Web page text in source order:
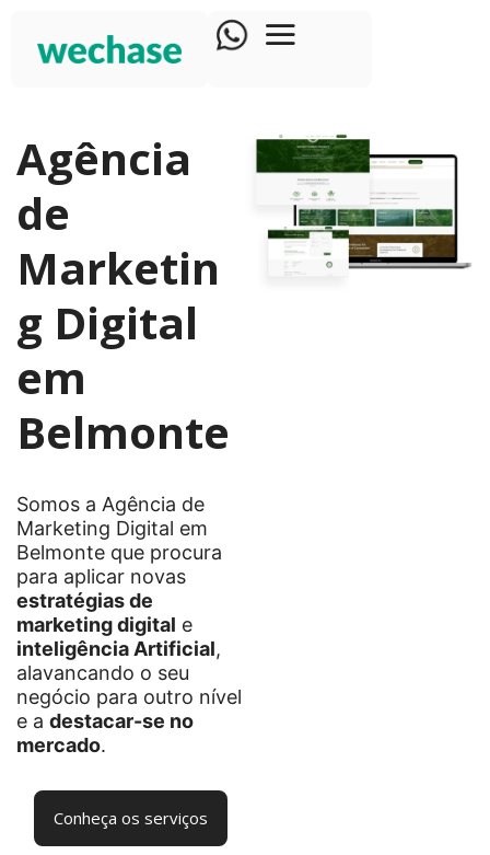
Agência
de
Marketin
g Digital
em
Belmonte
Somos a Agência de
Marketing Digital em
Belmonte que procura
para aplicar novas
estratégias de
marketing digital e
inteligência Artificial,
alavancando o seu
negócio para outro nível
e a destacar-se no
mercado.
Conheça os serviços